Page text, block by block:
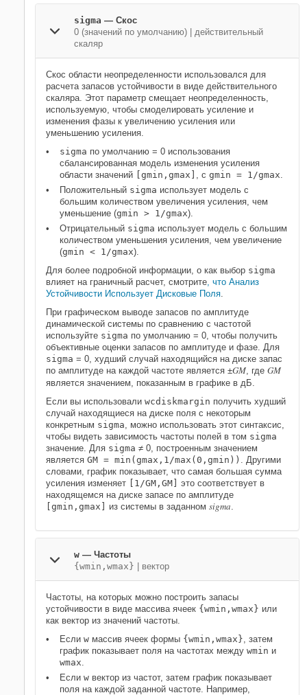
sigma — Скос
0 (значений по умолчанию) | действительный
скаляр
Скос области неопределенности использовался для
расчета запасов устойчивости в виде действительного
скаляра. Этот параметр смещает неопределенность,
используемую, чтобы смоделировать усиление и
изменения фазы к увеличению усиления или
уменьшению усиления.
sigma по умолчанию = 0 использования
сбалансированная модель изменения усиления
области значений
[gmin,gmax] , с gmin = 1/gmax.
Положительный sigma использует модель с
большим количеством увеличения усиления, чем
уменьшение (gmin > 1/gmax).
Отрицательный sigma использует модель с большим
количеством уменьшения усиления, чем увеличение
(gmin < 1/gmax).
Для более подробной информации, о как выбор sigma
влияет на граничный расчет, смотрите, что Анализ
Устойчивости Использует Дисковые Поля.
При графическом выводе запасов по амплитуде
динамической системы по сравнению с частотой
используйте sigma по умолчанию = 0, чтобы получить
объективные оценки запасов по амплитуде и фазе. Для
sigma = 0, худший случай находящийся на диске запас
по амплитуде на каждой частоте является ±GM, где GM
является значением, показанным в графике в дБ.
Если вы использовали wcdiskmargin получить худший
случай находящиеся на диске поля с некоторым
конкретным sigma, можно использовать этот синтаксис,
чтобы видеть зависимость частоты полей в том sigma
значение. Для sigma ≠ 0, построенным значением
является GM = min(gmax,1/max(0,gmin)) . Другими
словами, график показывает, что самая большая сумма
усиления изменяет
[1/GM,GM]
это соответствует в
находящемся на диске запасе по амплитуде
[gmin,gmax]
из системы в заданном sigma.
w — Частоты
{wmin,wmax}
вектор
Частоты, на которых можно построить запасы
устойчивости в виде массива ячеек {wmin,wmax} или
как вектор из значений частоты.
Если w массив ячеек формы {wmin,wmax}, затем
график показывает поля на частотах между wmin и
wmax.
Если w вектор из частот, затем график показывает
поля на каждой заданной частоте. Например,